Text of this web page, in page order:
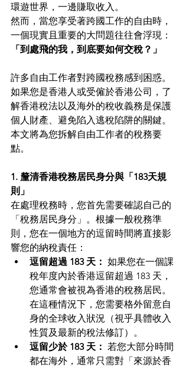
環遊世界，一邊賺取收入。
然而，當您享受著跨國工作的自由時，
一個現實且重要的大問題往往會浮現：
「到處飛的我，到底要如何交稅？」
許多自由工作者對跨國稅務感到困惑。
如果您是香港人或受僱於香港公司，了
解香港稅法以及海外的稅收義務是保護
個人財產、避免陷入逃稅陷阱的關鍵。
本文將為您拆解自由工作者的稅務要
點。
1. 釐清香港稅務居民身分與「183天規
則」
在處理稅務時，您首先需要確認自己的
「稅務居民身分」。根據一般稅務準
則，您在一個地方的逗留時間將直接影
響您的納稅責任：
逗留超過 183 天： 如果您在一個課
稅年度內於香港逗留超過 183 天，
您通常會被視為香港的稅務居民。
在這種情況下，您需要格外留意自
身的全球收入狀況（視乎具體收入
性質及最新的稅法修訂）。
逗留少於 183 天： 若您大部分時間
都在海外，通常只需對「來源於香